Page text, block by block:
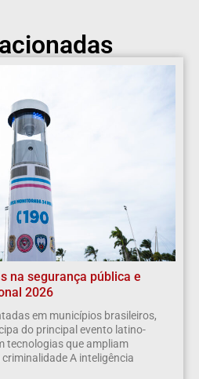
na segurança pública e
2026
em municípios brasileiros,
do principal evento latino-
tecnologias que ampliam
A inteligência